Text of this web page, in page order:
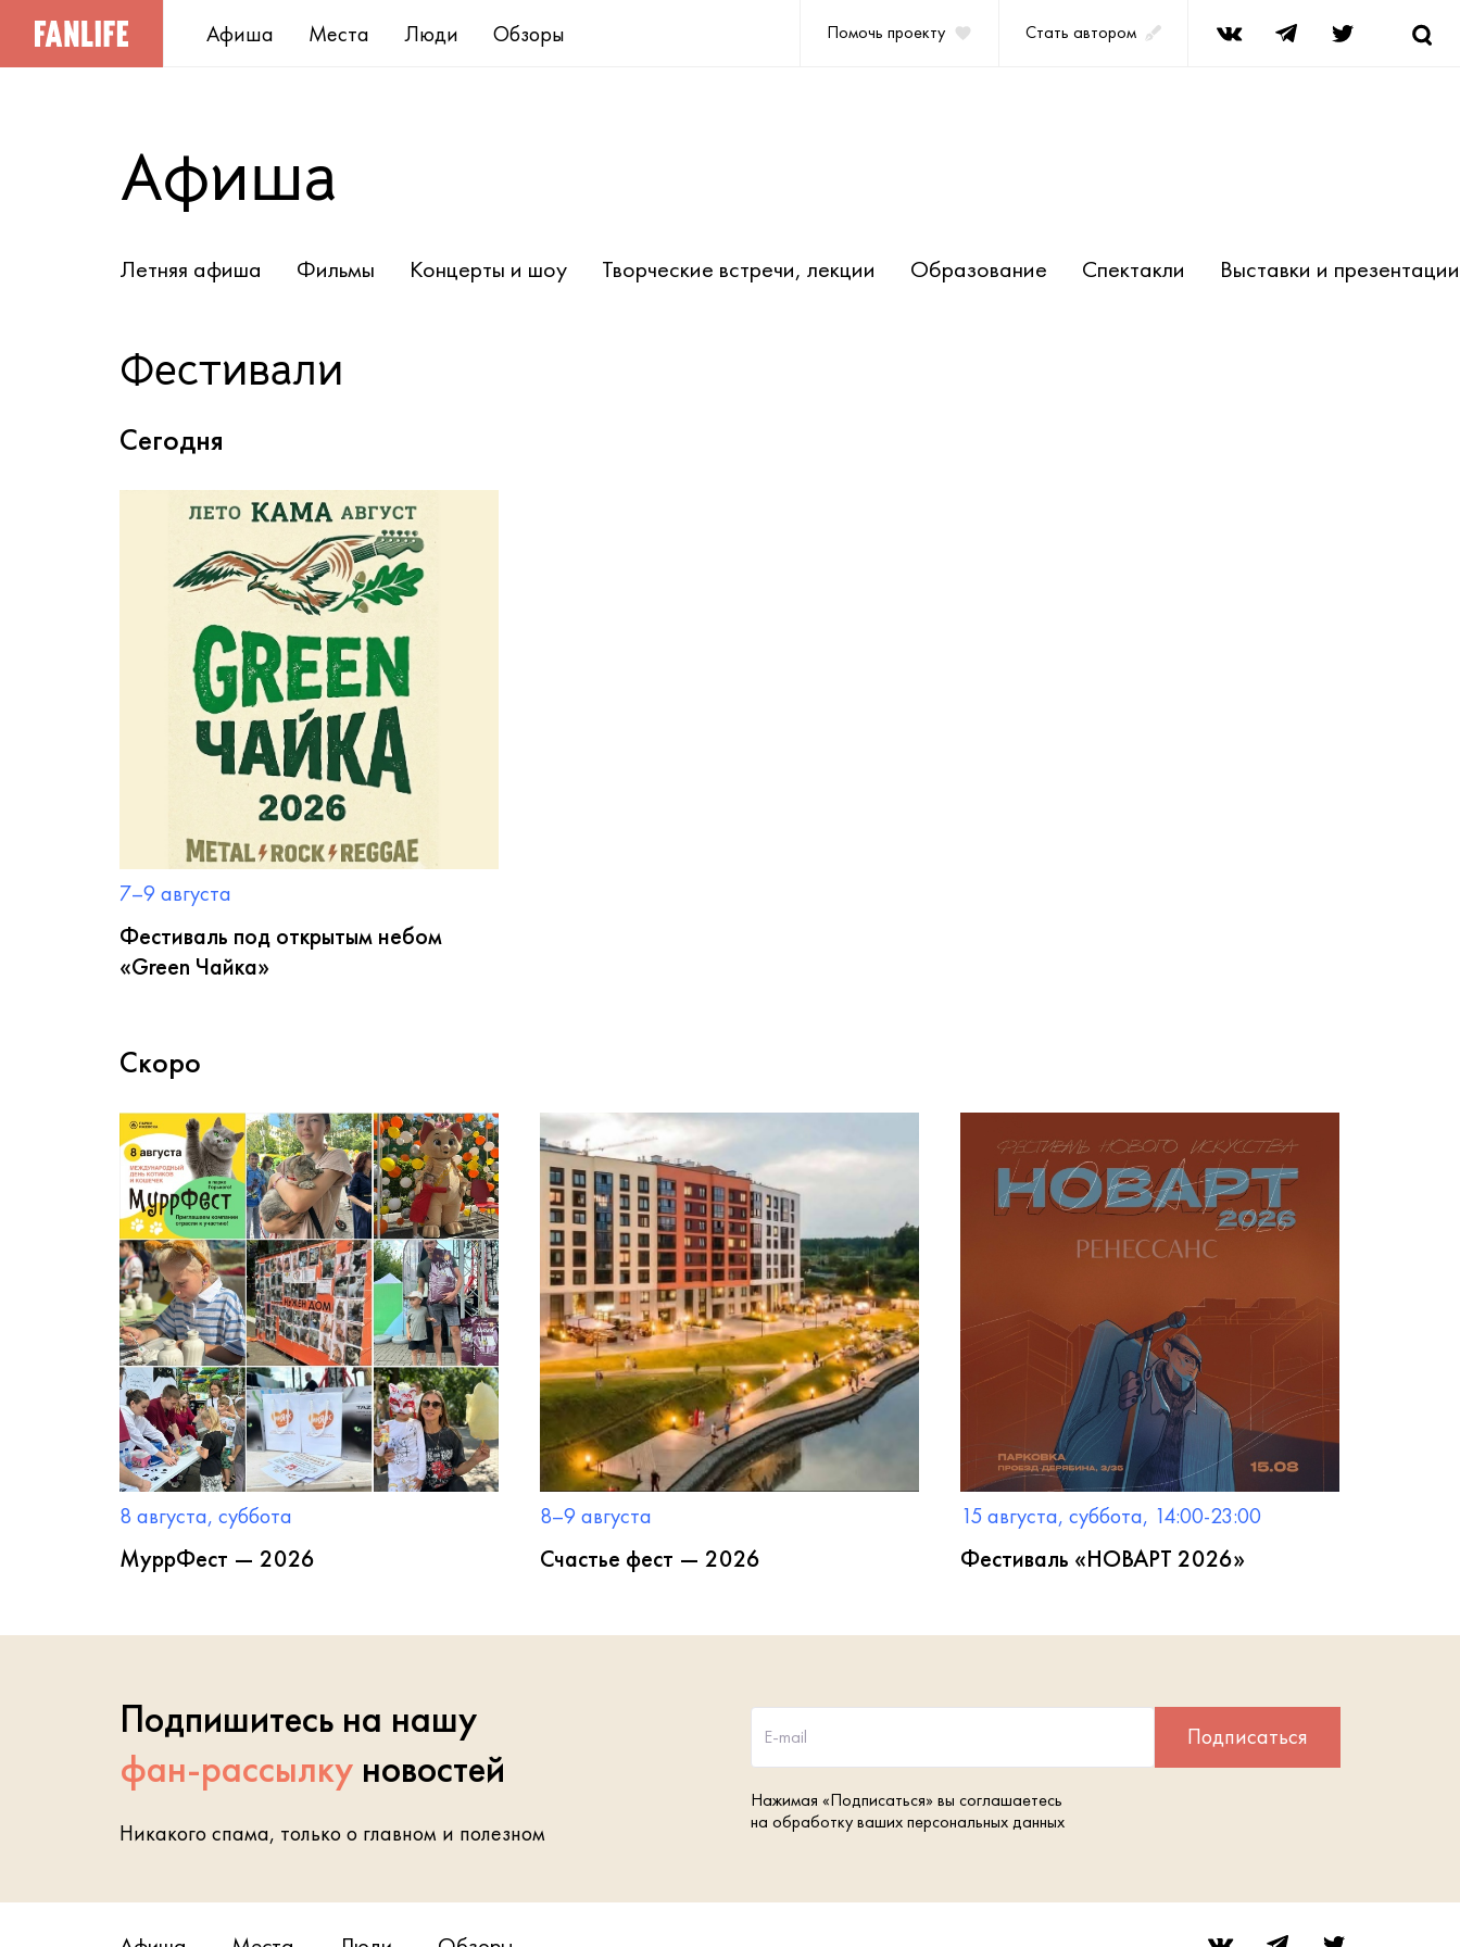
Афиша Места Люди Обзоры Помочь проекту Стать автором
Афиша
Летняя афиша Фильмы Концерты и шоу Творческие встречи, лекции Образование Спектакли Выставки и презентации
Фестивали
Сегодня
7–9 августа
Фестиваль под открытым небом
«Green Чайка»
Скоро
8 августа, суббота
МуррФест — 2026
8–9 августа
Счастье фест — 2026
15 августа, суббота, 14:00-23:00
Фестиваль «НОВАРТ 2026»
Подпишитесь на нашу
фан-рассылку новостей
Никакого спама, только о главном и полезном
E-mail Подписаться
Нажимая «Подписаться» вы соглашаетесь
на обработку ваших персональных данных